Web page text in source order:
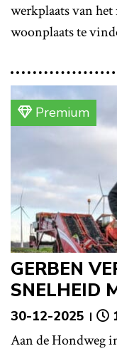
werkplaats van
woonplaats te
Premium
GERBEN
SNELHEID
30-12-2025
Aan de Hondweg